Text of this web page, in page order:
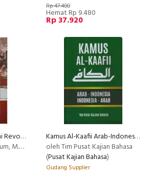
Rp 47.400
Hemat Rp 9.480
Rp 37.920
Dasar-Dasar Memahami Revolusi Industri
M.Pd.
Kamus Al-Kaafii Arab-Indonesia Indonesia-Arab
oleh Tim Pusat Kajian Bahasa
(Pusat Kajian Bahasa)
Gudang Supplier